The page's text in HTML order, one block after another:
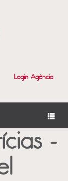
Login Agência
-